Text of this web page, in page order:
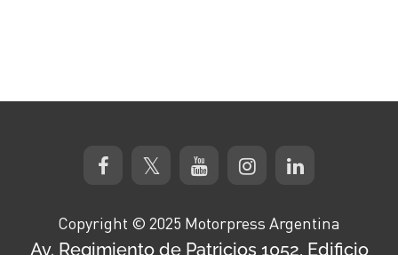
Copyright © 2025 Motorpress Argentina
Av. Regimiento de Patricios 1052, Edificio